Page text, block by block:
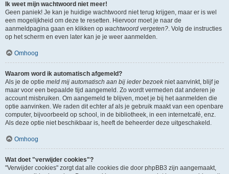
Ik weet mijn wachtwoord niet meer!
Geen paniek! Je kan je huidige wachtwoord niet terug krijgen, maar er is wel
een mogelijkheid om deze te resetten. Hiervoor moet je naar de
aanmeldpagina gaan en klikken op wachtwoord vergeten?. Volg de instructies
op het scherm en even later kan je je weer aanmelden.
Omhoog
Waarom word ik automatisch afgemeld?
Als je de optie meld mij automatisch aan bij ieder bezoekniet aanvinkt, blijf je
maar voor een bepaalde tijd aangemeld. Zo wordt vermeden dat anderen je
account misbruiken. Om aangemeld te blijven, moet je bij het aanmelden die
optie aanvinken. We raden dit echter af als je gebruik maakt van een openbare
computer, bijvoorbeeld op school, in de bibliotheek, in een internetcafé, enz.
Als deze optie niet beschikbaar is, heeft de beheerder deze uitgeschakeld.
Omhoog
Wat doet "verwijder cookies"?
"Verwijder cookies" zorgt dat alle cookies die door phpBB3 zijn aangemaakt,